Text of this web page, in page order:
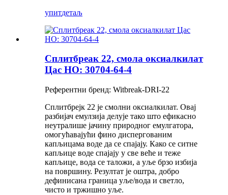
упитдетаљ
Сплитбреак 22, смола оксиалкилат
Цас НО: 30704-64-4
Референтни бренд: Witbreak-DRI-22
Сплитбрејк 22 је смолни оксиалкилат. Овај
разбијач емулзија делује тако што ефикасно
неутралише јачину природног емулгатора,
омогућавајући фино диспергованим
капљицама воде да се спајају. Како се ситне
капљице воде спајају у све веће и теже
капљице, вода се таложи, а уље брзо избија
на површину. Резултат је оштра, добро
дефинисана граница уље/вода и светло,
чисто и тржишно уље.